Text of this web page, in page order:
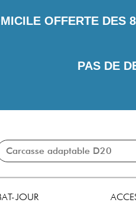
OFFERTE DES
PAS DE
JOUR